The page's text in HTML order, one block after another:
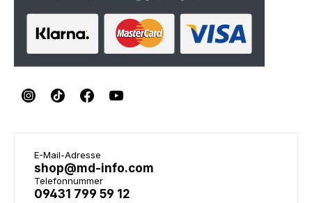
E-Mail-Adresse
shop@md-info.com
Telefonnummer
09431 799 59 12